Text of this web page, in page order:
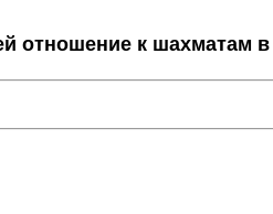
к шахматам в